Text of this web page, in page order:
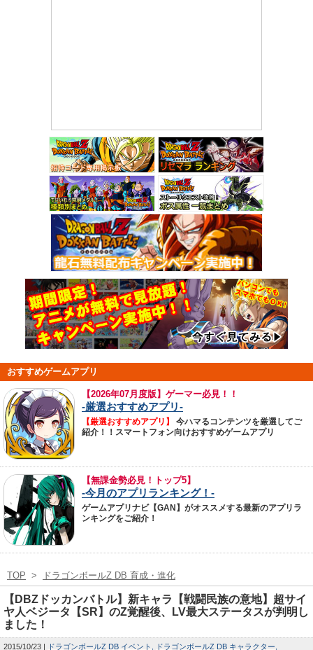
おすすめゲームアプリ
【2026年07月度版】ゲーマー必見！！
-厳選おすすめアプリ-
【厳選おすすめアプリ】
今ハマるコンテンツを厳選してご
紹介！！スマートフォン向けおすすめゲームアプリ
【無課金勢必見！トップ5】
-今月のアプリランキング！-
ゲームアプリナビ【GAN】がオススメする最新のアプリラ
ンキングをご紹介！
TOP > ドラゴンボールZ DB 育成・進化
【DBZドッカンバトル】新キャラ【戦闘民族の意地】超サイ
ヤ人ベジータ【SR】のZ覚醒後、LV最大ステータスが判明し
ました！
2015/10/23 ドラゴンボールZ DB イベント
ドラゴンボールZ DB キャラクター